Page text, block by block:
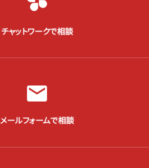
チャットワークで相談
メールフォームで相談